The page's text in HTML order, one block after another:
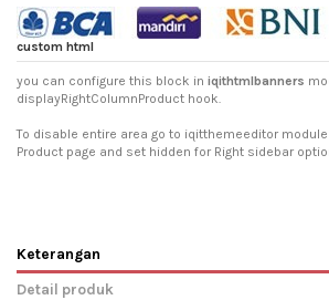
custom html
you can configure this block in iqithtmlbanners
displayRightColumnProduct hook.
To disable entire area go to iqitthemeeditor module
Product page and set hidden for Right sidebar
Keterangan
Detail produk